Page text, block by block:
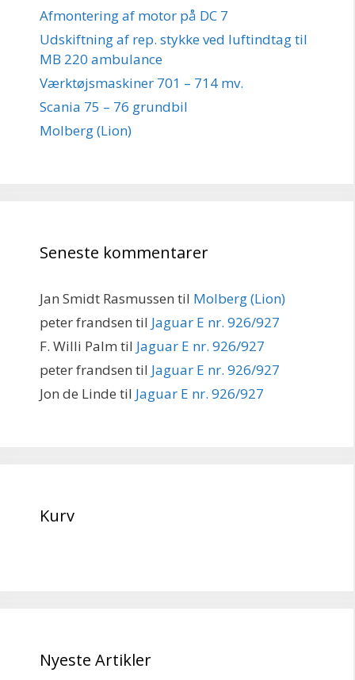
Afmontering af motor på DC 7
Udskiftning af rep. stykke ved luftindtag til
MB 220 ambulance
Værktøjsmaskiner 701 – 714 mv.
Scania 75 – 76 grundbil
Molberg (Lion)
Seneste kommentarer
Jan Smidt Rasmussen til Molberg (Lion)
peter frandsen til Jaguar E nr. 926/927
F. Willi Palm til Jaguar E nr. 926/927
peter frandsen til Jaguar E nr. 926/927
Jon de Linde til Jaguar E nr. 926/927
Kurv
Nyeste Artikler